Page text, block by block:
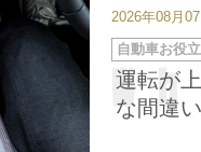
2026年08月07
運転が
な間違
カ
テ
ゴ
リ
ー
自動車お役